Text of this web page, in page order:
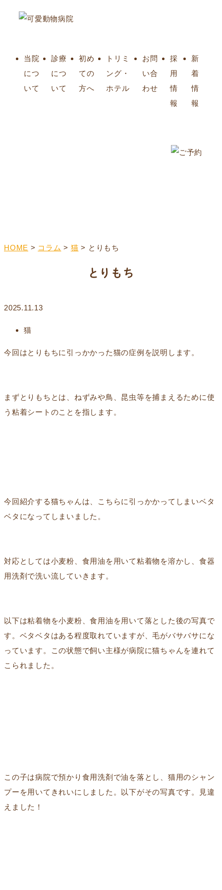
当院
につ
いて
診療
につ
いて
初め
ての
方へ
トリミ
ング・
ホテル
お問
い合
わせ
採
用
情
報
新
着
情
報
HOME > コラム > 猫 > とりもち
とりもち
2025.11.13
猫
今回はとりもちに引っかかった猫の症例を説明します。
まずとりもちとは、ねずみや鳥、昆虫等を捕まえるために使
う粘着シートのことを指します。
今回紹介する猫ちゃんは、こちらに引っかかってしまいベタ
ベタになってしまいました。
対応としては小麦粉、食用油を用いて粘着物を溶かし、食器
用洗剤で洗い流していきます。
以下は粘着物を小麦粉、食用油を用いて落とした後の写真で
す。ベタベタはある程度取れていますが、毛がバサバサにな
っています。この状態で飼い主様が病院に猫ちゃんを連れて
こられました。
この子は病院で預かり食用洗剤で油を落とし、猫用のシャン
プーを用いてきれいにしました。以下がその写真です。見違
えました！